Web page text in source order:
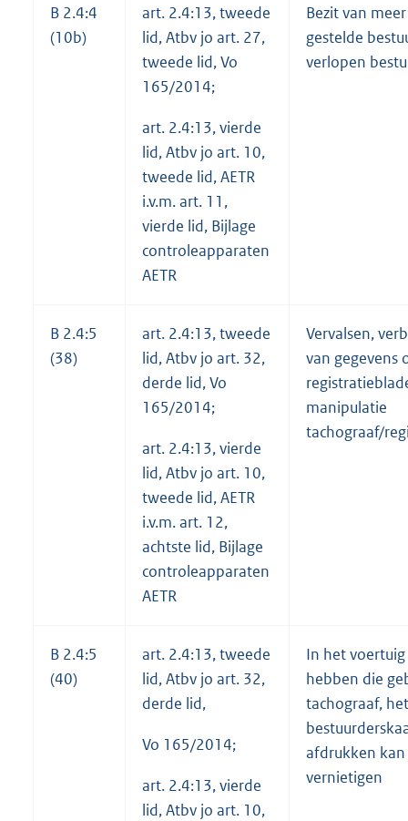
B 2.4:4
(10b)
art. 2.4:13, tweede
lid, Atbv jo art. 27,
tweede lid, Vo
165/2014;
art. 2.4:13, vierde
lid, Atbv jo art. 10,
tweede lid, AETR
i.v.m. art. 11,
vierde lid, Bijlage
controleapparaten
AETR
Bezit van
gestelde
verlopen
B 2.4:5
(38)
art. 2.4:13, tweede
lid, Atbv jo art. 32,
derde lid, Vo
165/2014;
art. 2.4:13, vierde
lid, Atbv jo art. 10,
tweede lid, AETR
i.v.m. art. 12,
achtste lid, Bijlage
controleapparaten
AETR
Vervalsen,
van gegevens
manipulatie
tachograaf/
B 2.4:5
(40)
art. 2.4:13, tweede
lid, Atbv jo art. 32,
derde lid,
Vo 165/2014;
art. 2.4:13, vierde
lid, Atbv jo art. 10,
In het
hebben die
tachograaf,
afdrukken kan
vernietigen